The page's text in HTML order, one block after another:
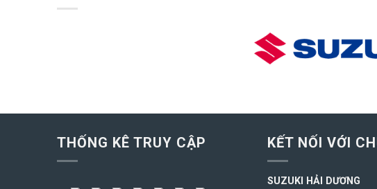
THỐNG KÊ TRUY CẬP KẾT NỐI VỚI
SUZUKI HẢI DƯƠNG